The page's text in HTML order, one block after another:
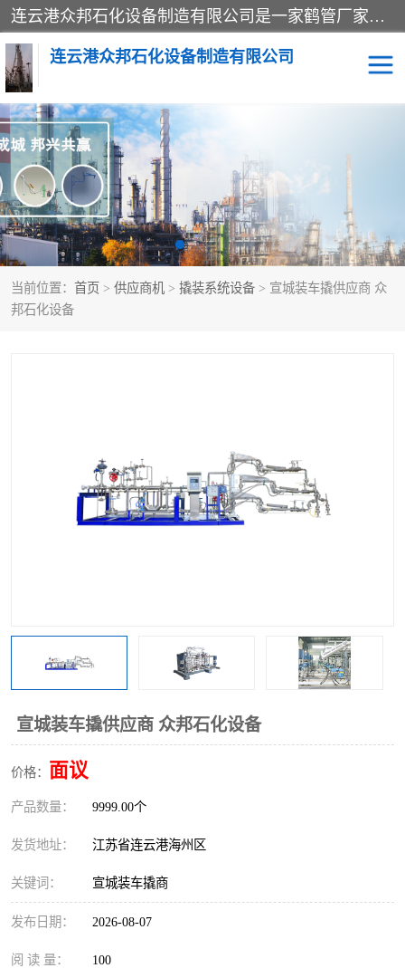
连云港众邦石化设备制造有限公司是一家鹤管厂家主营：鹤管、装车鹤管等，是致力于石油、石化等流体装卸设备(主要产品如鹤管、输油臂、脱缆钩等)的咨询、设计、制造、检测、安装指导、系统调试、维修维护等业务的公司。
连云港众邦石化设备制造有限公司
当前位置： 首页 > 供应商机 > 撬装系统设备 > 宣城装车撬供应商 众
邦石化设备
宣城装车撬供应商 众邦石化设备
价格： 面议
产品数量： 9999.00个
发货地址： 江苏省连云港海州区
关键词： 宣城装车撬商
发布日期： 2026-08-07
阅 读 量： 100
鹤管 顶部装卸鹤管
底部装卸鹤管 LNG低温鹤管
液氨鹤管 液化气鹤管
鹤管配件 活动梯栈台